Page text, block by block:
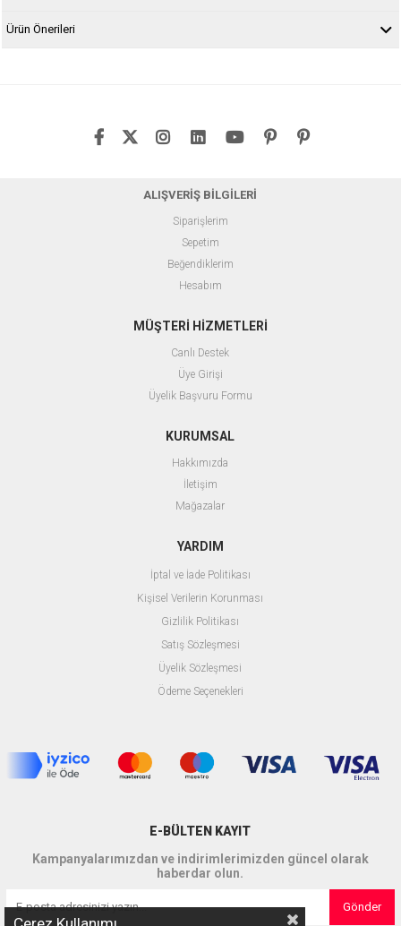
Ürün Önerileri
ALIŞVERİŞ BİLGİLERİ
Siparişlerim
Sepetim
Beğendiklerim
Hesabım
MÜŞTERİ HİZMETLERİ
Canlı Destek
Üye Girişi
Üyelik Başvuru Formu
KURUMSAL
Hakkımızda
İletişim
Mağazalar
YARDIM
İptal ve İade Politikası
Kişisel Verilerin Korunması
Gizlilik Politikası
Satış Sözleşmesi
Üyelik Sözleşmesi
Ödeme Seçenekleri
E-BÜLTEN KAYIT
Kampanyalarımızdan ve indirimlerimizden güncel olarak
haberdar olun.
Gönder